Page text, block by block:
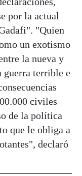
por la actual
"Quien
un exotismo
la nueva y
guerra terrible e
civiles
de la política
que le obliga a
declaró